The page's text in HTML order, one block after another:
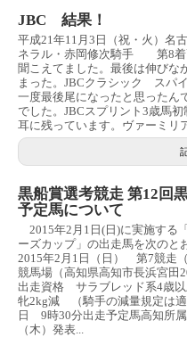
JBC 結果！
平成21年11月3日（祝・火）名
ネラル・赤岡修次騎手 第8着
聞こえてました。最後は伸びな
まった。JBCクラシック ス
一度最後尾になったと思ったん
でした。JBCスプリント3歳馬
耳に残っています。ヴァーミリ
黒船賞選考競走 第12回
予定馬について
2015年2月1日(日)に実施する
ーズカップ」の出走馬を次の
2015年2月1日（日） 第7競走
競馬場（高知県高知市長浜宮
出走資格 サラブレッド系4歳
牝2kg減 （騎手の減量規定は
日 9時30分出走予定馬高知所
（木）発表...